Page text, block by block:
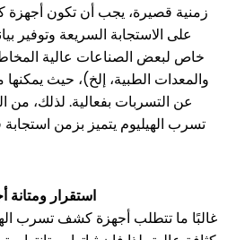
زمنية قصيرة، يجب أن تكون
على الاستجابة السريعة وتوفير
خاص لبعض الصناعات عالية
والمعدات الطبية، إلخ)، حيث
عن التسربات بفعالية. لذلك، من
تسرب الهيليوم يتميز بزمن
استقرار
غالبًا ما تتطلب أجهزة كشف تسرب